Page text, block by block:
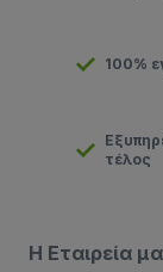
100%
τέλος
Η Εταιρεία